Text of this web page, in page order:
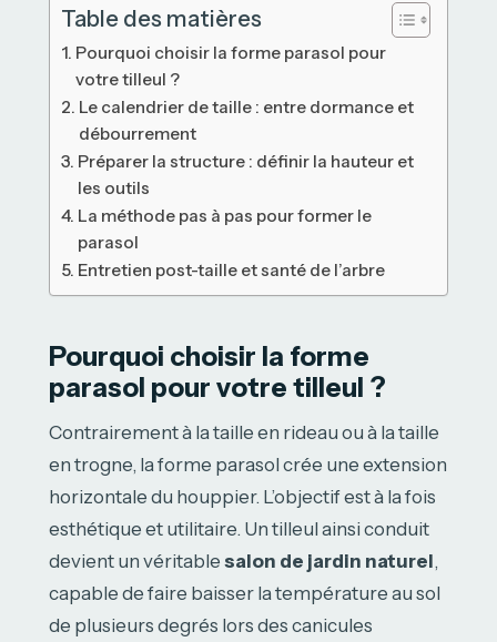
Table des matières
Pourquoi choisir la forme parasol pour
votre tilleul ?
Le calendrier de taille : entre dormance et
débourrement
Préparer la structure : définir la hauteur et
les outils
La méthode pas à pas pour former le
parasol
Entretien post-taille et santé de l’arbre
Pourquoi choisir la forme
parasol pour votre tilleul ?
Contrairement à la taille en rideau ou à la taille
en trogne, la forme parasol crée une extension
horizontale du houppier. L’objectif est à la fois
esthétique et utilitaire. Un tilleul ainsi conduit
devient un véritable salon de jardin naturel,
capable de faire baisser la température au sol
de plusieurs degrés lors des canicules